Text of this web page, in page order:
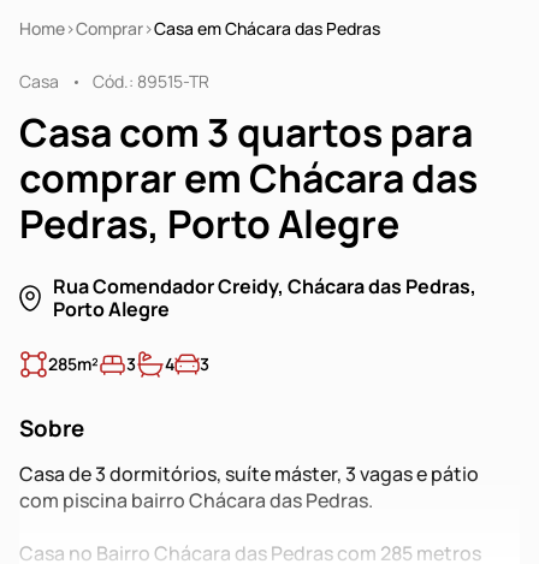
Home Comprar Casa em Chácara das Pedras
Casa Cód.: 89515-TR
Casa com 3 quartos para
comprar em Chácara das
Pedras, Porto Alegre
Rua Comendador Creidy, Chácara das Pedras,
Porto Alegre
285m² 3 4 3
Sobre
Casa de 3 dormitórios, suíte máster, 3 vagas e pátio
com piscina bairro Chácara das Pedras.
Casa no Bairro Chácara das Pedras com 285 metros